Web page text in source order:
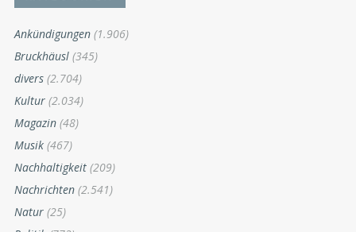
Ankündigungen (1.906)
Bruckhäusl (345)
divers (2.704)
Kultur (2.034)
Magazin (48)
Musik (467)
Nachhaltigkeit (209)
Nachrichten (2.541)
Natur (25)